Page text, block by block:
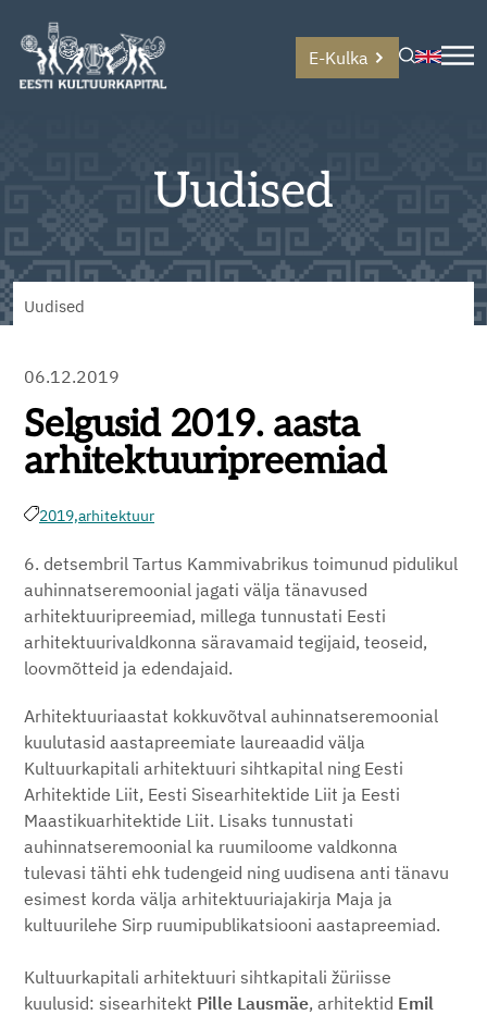
E-Kulka
Uudised
Uudised
06.12.2019
Selgusid 2019. aasta
arhitektuuripreemiad
2019,arhitektuur
6. detsembril Tartus Kammivabrikus toimunud pidulikul
auhinnatseremoonial jagati välja tänavused
arhitektuuripreemiad, millega tunnustati Eesti
arhitektuurivaldkonna säravamaid tegijaid, teoseid,
loovmõtteid ja edendajaid.
Arhitektuuriaastat kokkuvõtval auhinnatseremoonial
kuulutasid aastapreemiate laureaadid välja
Kultuurkapitali arhitektuuri sihtkapital ning Eesti
Arhitektide Liit, Eesti Sisearhitektide Liit ja Eesti
Maastikuarhitektide Liit. Lisaks tunnustati
auhinnatseremoonial ka ruumiloome valdkonna
tulevasi tähti ehk tudengeid ning uudisena anti tänavu
esimest korda välja arhitektuuriajakirja Maja ja
kultuurilehe Sirp ruumipublikatsiooni aastapreemiad.
Kultuurkapitali arhitektuuri sihtkapitali žüriisse
kuulusid: sisearhitekt Pille Lausmäe, arhitektid Emil